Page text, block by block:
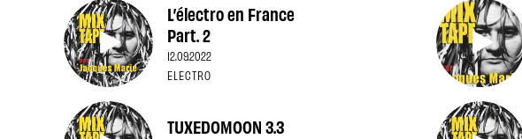
L’électro en France
Part. 2
12.09.2022
ELECTRO
TUXEDOMOON 3.3